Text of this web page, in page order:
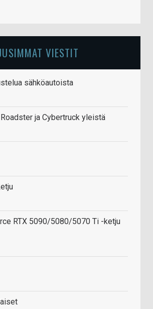
VIESTIT
sähköautoista
Roadster ja Cybertruck yleistä
RTX 5090/5080/5070 Ti -ketju